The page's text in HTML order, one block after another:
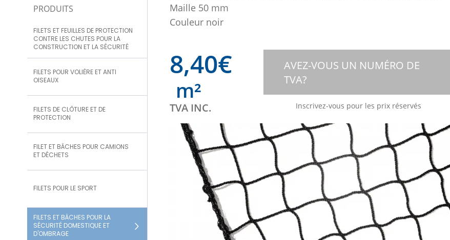
PRODUITS
FILETS ET FEUILLES DE PROTECTION
CONTRE LES CHUTES POUR LA
CONSTRUCTION ET LA SÉCURITÉ
FILETS POUR VOLIÈRE ET ANTI
OISEAUX
FILETS DE CLÔTURE ET DE
PROTECTION
FILET ET BÂCHES POUR CAMIONS
ET DÉCHETS
FILETS POUR LE SPORT
FILETS ET BÂCHES POUR LA
SÉCURITÉ DOMESTIQUE ET
D'OMBRAGE
Maille 50 mm
Couleur noir
8,40€
m²
TVA INC.
AVEZ-VOUS UN NUMÉRO DE
TVA?
Inscrivez-vous pour les prix réservés